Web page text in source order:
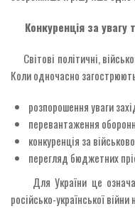
Конкуренція за увагу
Світові політичні,
Коли одночасно
розпорошення уваги
перевантаження
конкуренція за
перегляд бюджетних
Для України це
російсько-української війни